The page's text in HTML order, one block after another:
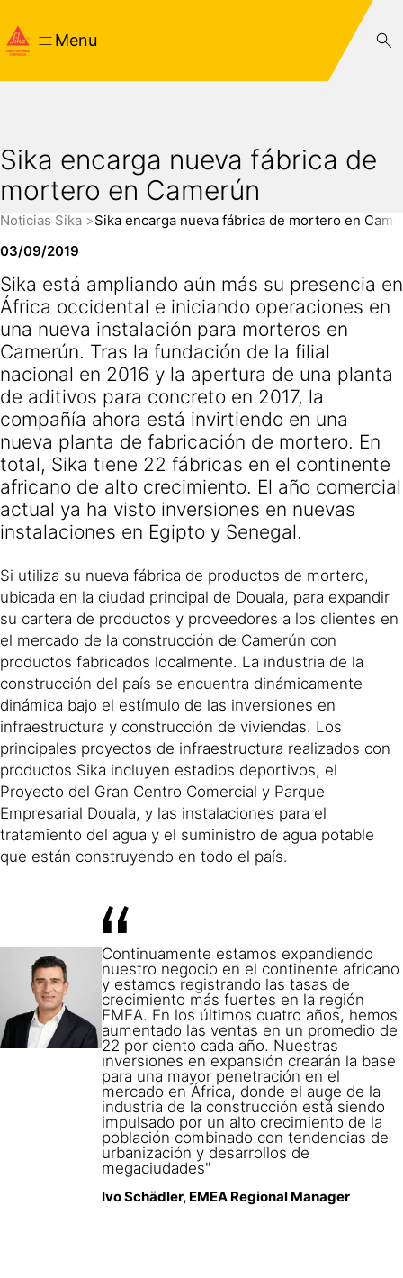
Menu
Sika encarga nueva fábrica de
mortero en Camerún
Noticias Sika
Sika encarga nueva fábrica de mortero en
03/09/2019
Sika está ampliando aún más su presencia en
África occidental e iniciando operaciones en
una nueva instalación para morteros en
Camerún. Tras la fundación de la filial
nacional en 2016 y la apertura de una planta
de aditivos para concreto en 2017, la
compañía ahora está invirtiendo en una
nueva planta de fabricación de mortero. En
total, Sika tiene 22 fábricas en el continente
africano de alto crecimiento. El año comercial
actual ya ha visto inversiones en nuevas
instalaciones en Egipto y Senegal.
Si utiliza su nueva fábrica de productos de mortero,
ubicada en la ciudad principal de Douala, para expandir
su cartera de productos y proveedores a los clientes en
el mercado de la construcción de Camerún con
productos fabricados localmente. La industria de la
construcción del país se encuentra dinámicamente
dinámica bajo el estímulo de las inversiones en
infraestructura y construcción de viviendas. Los
principales proyectos de infraestructura realizados con
productos Sika incluyen estadios deportivos, el
Proyecto del Gran Centro Comercial y Parque
Empresarial Douala, y las instalaciones para el
tratamiento del agua y el suministro de agua potable
que están construyendo en todo el país.
Continuamente estamos expandiendo
nuestro negocio en el continente africano
y estamos registrando las tasas de
crecimiento más fuertes en la región
EMEA. En los últimos cuatro años, hemos
aumentado las ventas en un promedio de
22 por ciento cada año. Nuestras
inversiones en expansión crearán la base
para una mayor penetración en el
mercado en África, donde el auge de la
industria de la construcción está siendo
impulsado por un alto crecimiento de la
población combinado con tendencias de
urbanización y desarrollos de
megaciudades"
Ivo Schädler, EMEA Regional Manager